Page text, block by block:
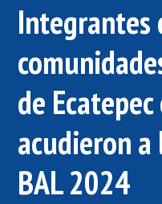
Integrantes
de
acudieron a
BAL 2024